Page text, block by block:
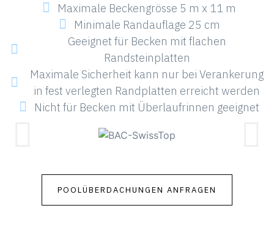
Maximale Beckengrösse 5 m x 11 m
Minimale Randauflage 25 cm
Geeignet für Becken mit flachen
Randsteinplatten
Maximale Sicherheit kann nur bei Verankerung
in fest verlegten Randplatten erreicht werden
Nicht für Becken mit Überlaufrinnen geeignet
POOLÜBERDACHUNGEN ANFRAGEN